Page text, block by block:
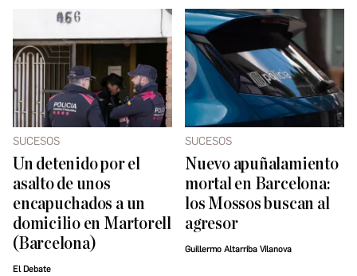
SUCESOS
Un detenido por el
asalto de unos
encapuchados a un
domicilio en Martorell
(Barcelona)
El Debate
SUCESOS
Nuevo apuñalamiento
mortal en Barcelona:
los Mossos buscan al
agresor
Guillermo Altarriba Vilanova